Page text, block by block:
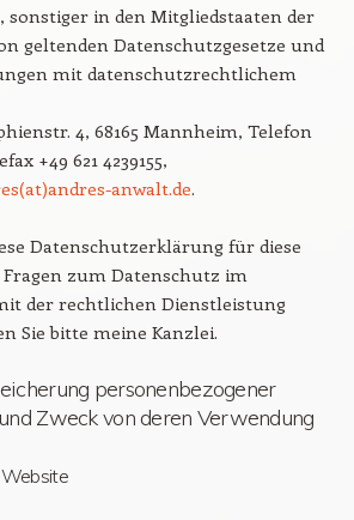
in den Mitgliedstaaten der
geltenden Datenschutzgesetze und
mit datenschutzrechtlichem
4, 68165 Mannheim, Telefon
+49 621 4239155,
anwalt.de.
Datenschutzerklärung für diese
zum Datenschutz im
der rechtlichen Dienstleistung
Sie bitte meine Kanzlei.
personenbezogener
Zweck von deren Verwendung